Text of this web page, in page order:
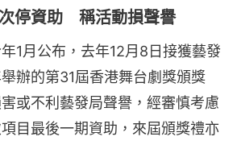
停資助 稱活動損聲譽
1月公布，去年12月8日接獲藝發
辦的第31屆香港舞台劇獎頒獎
或不利藝發局聲譽，經審慎考慮
目最後一期資助，來屆頒獎禮亦